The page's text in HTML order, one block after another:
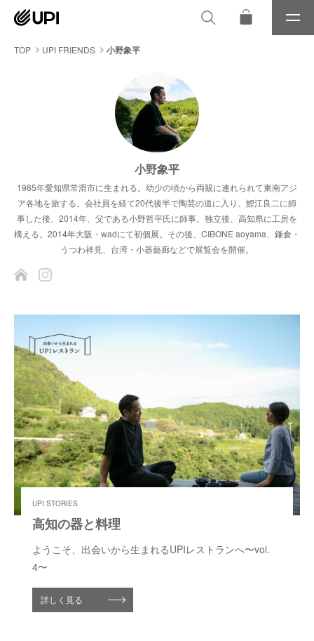
メ
ニ
TOP UPI FRIENDS 小野象平
小野象平
1985年愛知県常滑市に生まれる。幼少の頃から両親に連れられて東南アジ
ア各地を旅する。会社員を経て20代後半で陶芸の道に入り、鯉江良二に師
事した後、2014年、父である小野哲平氏に師事。独立後、高知県に工房を
構える。2014年大阪・wadにて初個展。その後、CIBONE aoyama、鎌倉・
うつわ祥見、台湾・小器藝廊などで展覧会を開催。
UPI STORIES
高知の器と料理
ようこそ、出会いから生まれるUPIレストランへ〜vol.
4〜
詳しく見る